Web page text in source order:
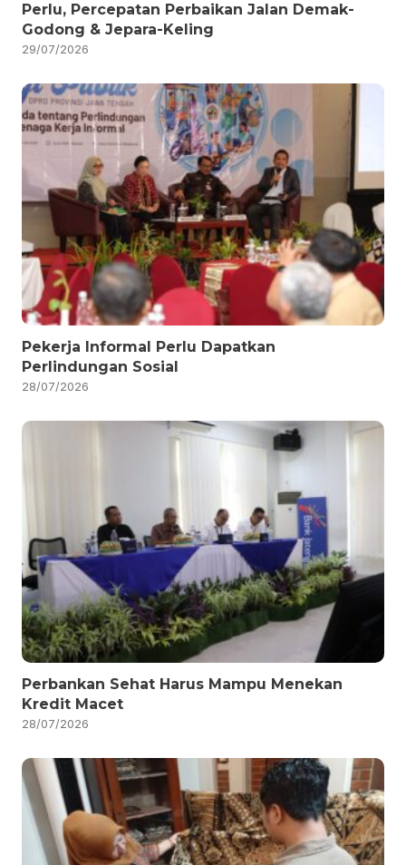
Perlu, Percepatan Perbaikan Jalan Demak-
Godong & Jepara-Keling
29/07/2026
Pekerja Informal Perlu Dapatkan
Perlindungan Sosial
28/07/2026
Perbankan Sehat Harus Mampu Menekan
Kredit Macet
28/07/2026